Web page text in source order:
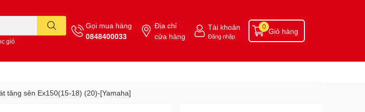
gió
Gọi mua hàng
0848400033
Địa chỉ
cửa hàng
Tài khoản
Đăng nhập
Giỏ hàng
0
tăng sên Ex150(15-18) (20)-[Yamaha]